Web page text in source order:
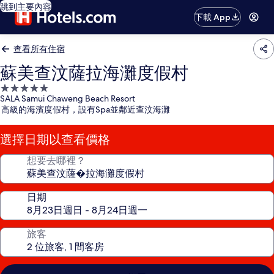
跳到主要內容
下載 App
查看所有住宿
蘇美查汶薩拉海灘度假村
5.0
星
級
住
宿
SALA Samui Chaweng Beach Resort
高級的海濱度假村，設有Spa並鄰近查汶海灘
選擇日期以查看價格
想要去哪裡？
日期
旅客